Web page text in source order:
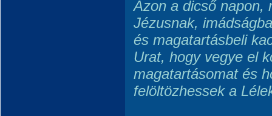
Azon a dicső napon,
Jézusnak,
és magatartásbeli
Urat, hogy vegye el
magatartásomat és
felöltözhessek a